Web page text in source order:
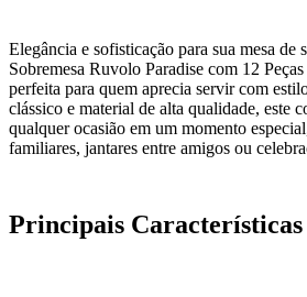
Elegância e sofisticação para sua mesa de
Sobremesa Ruvolo Paradise com 12
perfeita para quem aprecia servir com
clássico e material de alta qualidade, este
qualquer ocasião em um momento
familiares, jantares entre amigos ou
Principais Características